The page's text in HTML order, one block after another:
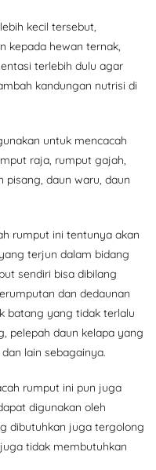
kecil tersebut,
kepada hewan ternak,
terlebih dulu agar
kandungan nutrisi di
untuk mencacah
raja, rumput gajah,
pisang, daun waru, daun
rumput ini tentunya akan
terjun dalam bidang
sendiri bisa dibilang
dan dedaunan
batang yang tidak terlalu
pelepah daun kelapa yang
lain sebagainya.
rumput ini pun juga
digunakan oleh
dibutuhkan juga tergolong
tidak membutuhkan